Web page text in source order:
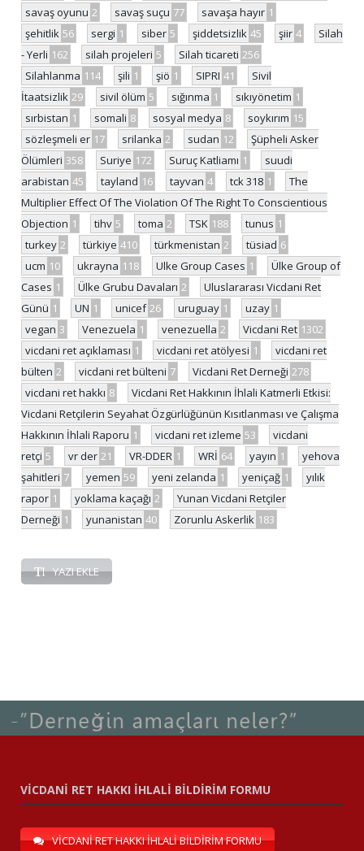
savaş oyunu 2 savaş suçu 77 savaşa hayır 1
şehitlik 56 sergi 1 siber 5 şiddetsizlik 45 şiir 4
Silah
- Yerli 162 silah projeleri 5 Silah ticareti 256
Silahlanma 114 şili 1 şiö 1 SIPRI 41
Sivil
İtaatsizlik 29 sivil ölüm 5 sığınma 1 sıkıyönetim 1
sırbistan 1 somali 8 sosyal medya 8 soykırım 15
sözleşmeli er 17 srilanka 2 sudan 12
Şüpheli Asker
Ölümleri 358 Suriye 172 Suruç Katliamı 1
suudi
arabistan 45 tayland 16 tayvan 4 tck 318 1
The
Multiplier Effect Of The Violation Of The Right To Conscientious
Objection 1 tihv 5 toma 2 TSK 188 tunus 1
turkey 2 türkiye 410 türkmenistan 2 tüsiad 6
ucm 10 ukrayna 118 Ulke Group Cases 1
Ülke Group of
Cases 1 Ülke Grubu Davaları 2
Uluslararası Vicdani Ret
Günü 1 UN 1 unicef 26 uruguay 1 uzay 1
vegan 3 Venezuela 1 venezuella 2 Vicdani Ret 1302
vicdani ret açıklaması 1 vicdani ret atölyesi 1
vicdani ret
bülten 2 vicdani ret bülteni 7 Vicdani Ret Derneği 278
vicdani ret hakkı 8
Vicdani Ret Hakkının İhlali Katmerli Etkisi:
Vicdani Retçilerin Seyahat Özgürlüğünün Kısıtlanması ve Çalışma
Hakkının İhlali Raporu 1 vicdani ret izleme 53
vicdani
retçi 5 vr der 21 VR-DDER 1 WRİ 64 yayın 1
yehova
şahitleri 7 yemen 59 yeni zelanda 1 yeniçağ 1
yılık
rapor 1 yoklama kaçağı 2
Yunan Vicdani Retçiler
Derneği 1 yunanistan 40 Zorunlu Askerlik 183
YAZI EKLE
VİCDANİ RET HAKKI İHLALİ BİLDİRİM FORMU
VİCDANİ RET HAKKI İHLALİ BİLDİRİM FORMU